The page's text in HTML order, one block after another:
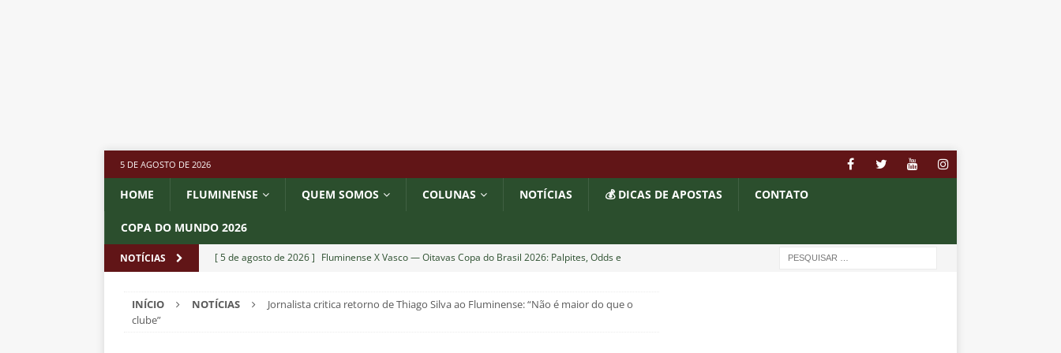
5 DE AGOSTO DE 2026
HOME FLUMINENSE QUEM SOMOS COLUNAS NOTÍCIAS 💰 DICAS DE APOSTAS CONTATO
COPA DO MUNDO 2026
NOTÍCIAS [ 5 de agosto de 2026 ] Fluminense X Vasco — Oitavas Copa do Brasil 2026: Palpites, Odds e
[ 5 de agosto de 2026 ] Saiu a lista! Fluminense divulga relacionados para decisão contra o Vasco
INÍCIO NOTÍCIAS
Jornalista critica retorno de Thiago Silva ao Fluminense: “Não é maior do que o
clube”